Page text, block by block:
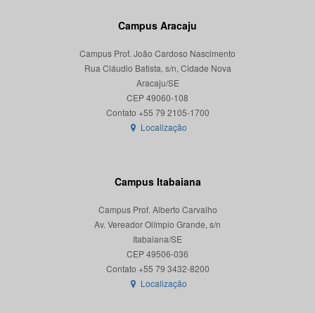
Campus Aracaju
Campus Prof. João Cardoso Nascimento
Rua Cláudio Batista, s/n, Cidade Nova
Aracaju/SE
CEP 49060-108
Localização
Campus Itabaiana
Campus Prof. Alberto Carvalho
Av. Vereador Olímpio Grande, s/n
Itabaiana/SE
CEP 49506-036
Localização